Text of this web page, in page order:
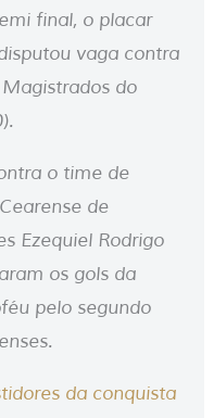
final, o placar
vaga contra
do
o time de
de
Ezequiel Rodrigo
os gols da
pelo segundo
da conquista